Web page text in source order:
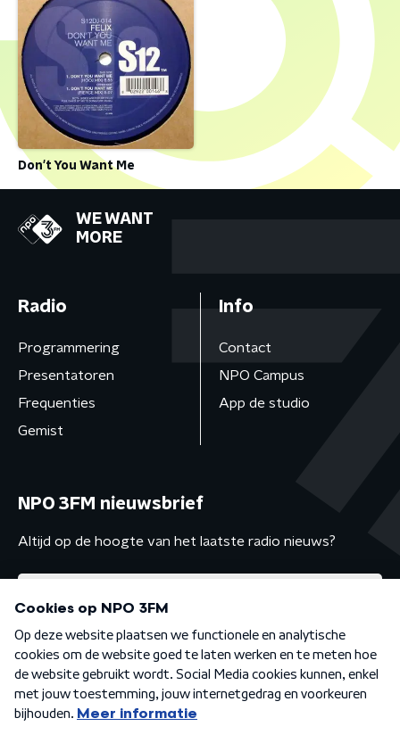
Don't You Want Me
WE WANT
MORE
Radio
Programmering
Presentatoren
Frequenties
Gemist
Info
Contact
NPO Campus
App de studio
NPO 3FM nieuwsbrief
Altijd op de hoogte van het laatste radio nieuws?
Algemene voorwaarden Privacybeleid